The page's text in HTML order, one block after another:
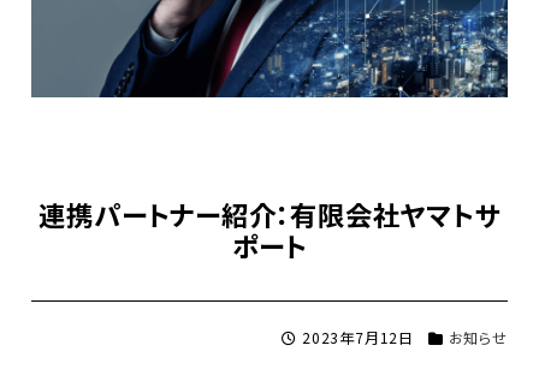
連携パートナー紹介：有限会社ヤマトサ
ポート
2023年7月12日 お知らせ